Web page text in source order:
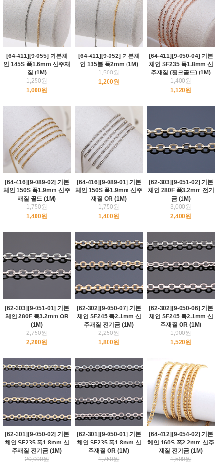
[64-411][9-055] 기본체
인 145S 폭1.6mm 신주재
질 (1M)
1,250원
1,000원
[64-411][9-052] 기본체
인 135볼 폭2mm (1M)
1,500원
1,200원
[64-411][9-050-04] 기본
체인 SF235 폭1.8mm 신
주재질 (핑크골드) (1M)
1,400원
1,120원
[64-416][9-089-02] 기본
체인 150S 폭1.9mm 신주
재질 골드 (1M)
1,750원
1,400원
[64-416][9-089-01] 기본
체인 150S 폭1.9mm 신주
재질 OR (1M)
1,750원
1,400원
[62-303][9-051-02] 기본
체인 280F 폭3.2mm 전기
금 (1M)
3,000원
2,400원
[62-303][9-051-01] 기본
체인 280F 폭3.2mm OR
(1M)
2,750원
2,200원
[62-302][9-050-07] 기본
체인 SF245 폭2.1mm 신
주재질 전기금 (1M)
2,250원
1,800원
[62-302][9-050-06] 기본
체인 SF245 폭2.1mm 신
주재질 OR (1M)
1,900원
1,520원
[62-301][9-050-02] 기본
체인 SF235 폭1.8mm 신
주재질 전기금 (1M)
20,000원
[62-301][9-050-01] 기본
체인 SF235 폭1.8mm 신
주재질 OR (1M)
1,750원
[64-412][9-054-02] 기본
체인 160S 폭2.2mm 신주
재질 전기금 (1M)
1,500원